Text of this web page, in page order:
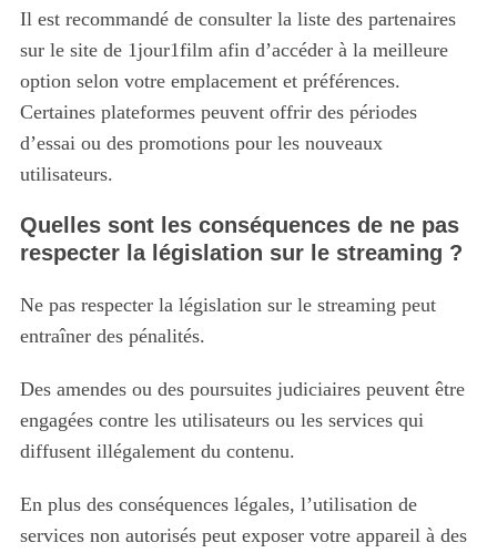
Il est recommandé de consulter la liste des partenaires
sur le site de 1jour1film afin d’accéder à la meilleure
option selon votre emplacement et préférences.
Certaines plateformes peuvent offrir des périodes
d’essai ou des promotions pour les nouveaux
utilisateurs.
Quelles sont les conséquences de ne pas
respecter la législation sur le streaming ?
Ne pas respecter la législation sur le streaming peut
entraîner des pénalités.
Des amendes ou des poursuites judiciaires peuvent être
engagées contre les utilisateurs ou les services qui
diffusent illégalement du contenu.
En plus des conséquences légales, l’utilisation de
services non autorisés peut exposer votre appareil à des